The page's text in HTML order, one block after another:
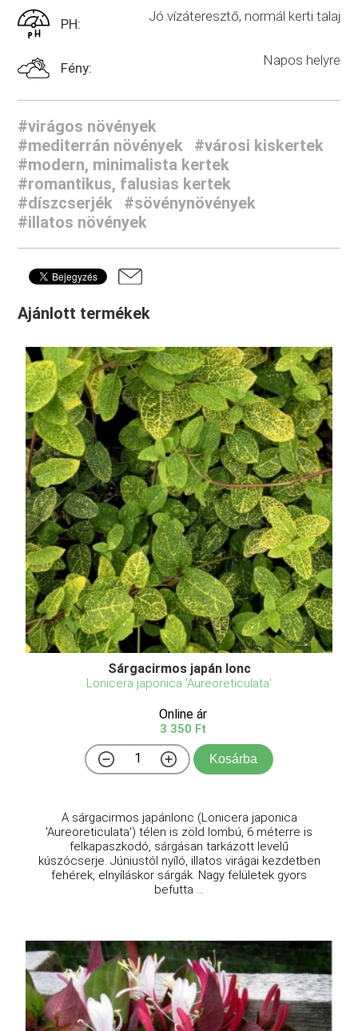
PH: Jó vízáteresztő, normál kerti talaj
Fény: Napos helyre
#virágos növények
#mediterrán növények
#városi kiskertek
#modern, minimalista kertek
#romantikus, falusias kertek
#díszcserjék
#sövénynövények
#illatos növények
Ajánlott termékek
Sárgacirmos japán lonc
Lonicera japonica 'Aureoreticulata'
Online ár
3 350 Ft
Kosárba
A sárgacirmos japánlonc (Lonicera japonica
'Aureoreticulata') télen is zöld lombú, 6 méterre is
felkapaszkodó, sárgásan tarkázott levelű
kúszócserje. Júniustól nyíló, illatos virágai kezdetben
fehérek, elnyíláskor sárgák. Nagy felületek gyors
befutta ...